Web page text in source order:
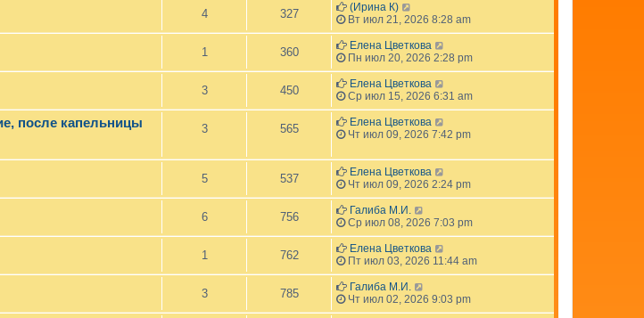
4 327
(Ирина К)
Вт июл 21, 2026 8:28 am
1 360
Елена Цветкова
Пн июл 20, 2026 2:28 pm
3 450
Елена Цветкова
Ср июл 15, 2026 6:31 am
после капельницы
3 565
Елена Цветкова
Чт июл 09, 2026 7:42 pm
5 537
Елена Цветкова
Чт июл 09, 2026 2:24 pm
6 756
Галиба М.И.
Ср июл 08, 2026 7:03 pm
1 762
Елена Цветкова
Пт июл 03, 2026 11:44 am
3 785
Галиба М.И.
Чт июл 02, 2026 9:03 pm